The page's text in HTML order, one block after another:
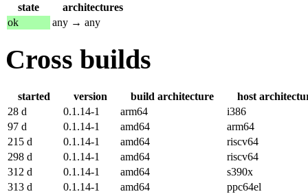
state
architectures
ok
any → any
Cross builds
started version build architecture
host
28 d
0.1.14-1 arm64
i386
97 d
0.1.14-1 amd64
arm64
215 d
0.1.14-1 amd64
riscv64
298 d
0.1.14-1 amd64
riscv64
312 d
0.1.14-1 amd64
s390x
313 d
0.1.14-1 amd64
ppc64el